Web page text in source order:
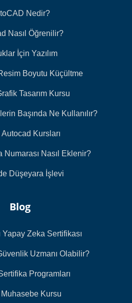
Nedir?
Nasıl Öğrenilir?
İçin Yazılım
Boyutu Küçültme
Tasarım Kursu
Başında Ne Kullanılır?
Kursları
Numarası Nasıl Eklenir?
Düşeyara İşlevi
Blog
Yapay Zeka Sertifikası
Uzmanı Olabilir?
Programları
Muhasebe Kursu